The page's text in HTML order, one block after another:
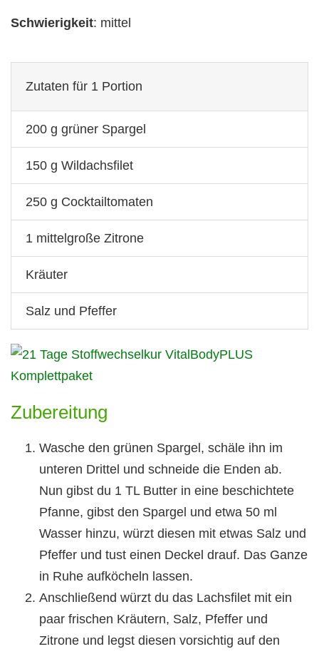
Schwierigkeit: mittel
Zutaten für 1 Portion
200 g grüner Spargel
150 g Wildachsfilet
250 g Cocktailtomaten
1 mittelgroße Zitrone
Kräuter
Salz und Pfeffer
Zubereitung
Wasche den grünen Spargel, schäle ihn im
unteren Drittel und schneide die Enden ab.
Nun gibst du 1 TL Butter in eine beschichtete
Pfanne, gibst den Spargel und etwa 50 ml
Wasser hinzu, würzt diesen mit etwas Salz und
Pfeffer und tust einen Deckel drauf. Das Ganze
in Ruhe aufköcheln lassen.
Anschließend würzt du das Lachsfilet mit ein
paar frischen Kräutern, Salz, Pfeffer und
Zitrone und legst diesen vorsichtig auf den